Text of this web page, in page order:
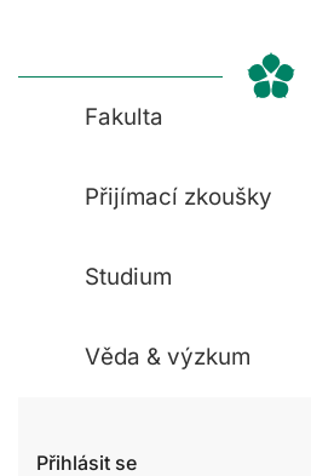
Fakulta
Přijímací zkoušky
Studium
Věda & výzkum
Přihlásit se